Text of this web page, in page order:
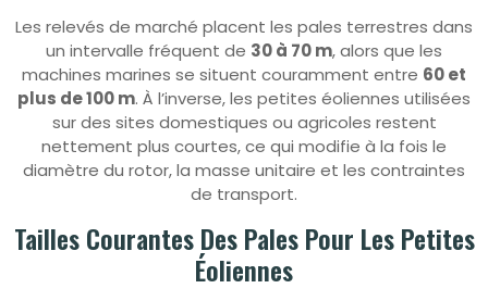
Les relevés de marché placent les pales terrestres dans
un intervalle fréquent de 30 à 70 m, alors que les
machines marines se situent couramment entre 60 et
plus de 100 m. À l’inverse, les petites éoliennes utilisées
sur des sites domestiques ou agricoles restent
nettement plus courtes, ce qui modifie à la fois le
diamètre du rotor, la masse unitaire et les contraintes
de transport.
Tailles Courantes Des Pales Pour Les Petites
Éoliennes